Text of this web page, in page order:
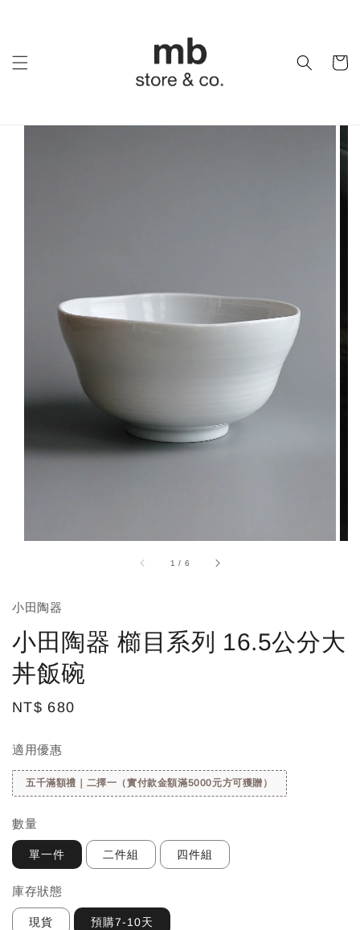
1 / 6
小田陶器
小田陶器 櫛目系列 16.5公分大
丼飯碗
Regular
NT$ 680
適用優惠
五千滿額禮｜二擇一（實付款金額滿5000元方可獲贈）
數量
單一件 二件組 四件組
庫存狀態
現貨 預購7-10天